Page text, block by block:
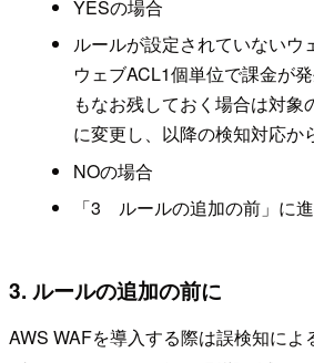
YESの場合
ルールが設定されていないウ
ウェブACL1個単位で課金が
もなお残しておく場合は対
に変更し、以降の検知対応か
NOの場合
「3 ルールの追加の前」に進
3. ルールの追加の前に
AWS WAFを導入する際は誤検知に